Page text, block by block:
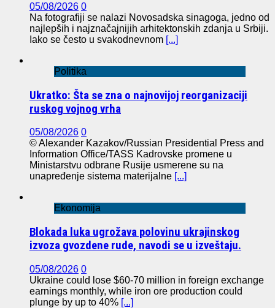
05/08/2026 0
Na fotografiji se nalazi Novosadska sinagoga, jedno od
najlepših i najznačajnijih arhitektonskih zdanja u Srbiji.
Iako se često u svakodnevnom [...]
Politika
Ukratko: Šta se zna o najnovijoj reorganizaciji
ruskog vojnog vrha
05/08/2026 0
© Alexander Kazakov/Russian Presidential Press and
Information Office/TASS Kadrovske promene u
Ministarstvu odbrane Rusije usmerene su na
unapređenje sistema materijalne [...]
Ekonomija
Blokada luka ugrožava polovinu ukrajinskog
izvoza gvozdene rude, navodi se u izveštaju.
05/08/2026 0
Ukraine could lose $60-70 million in foreign exchange
earnings monthly, while iron ore production could
plunge by up to 40% [...]